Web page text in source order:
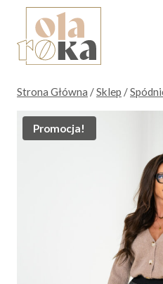
Przejdź
treści
Strona Główna /Sklep /
Promocja!